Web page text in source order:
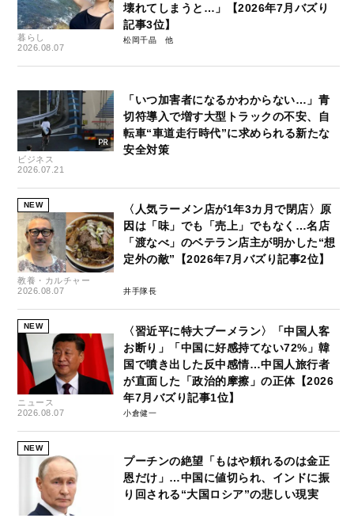
暮らし
2026.08.07
壊れてしまうと…」【2026年7月バズり
記事3位】
松岡千晶
ビジネス
2026.07.21
「いつ加害者になるかわからない…」青
切符導入で増す大型トラックの不安、自
転車“車道走行時代”に求められる新たな
安全対策
NEW
教養・カルチャー
2026.08.07
〈人気ラーメン店が1年3カ月で閉店〉原
因は「味」でも「売上」でもなく…名店
「渡なべ」のベテラン店主が明かした“想
定外の敵”【2026年7月バズり記事2位】
井手隊長
NEW
ニュース
2026.08.07
〈習近平に特大ブーメラン〉「中国人客
お断り」「中国に好感持てない72%」韓
国で噴き出した反中感情…中国人旅行者
が直面した「政治的摩擦」の正体【2026
年7月バズり記事1位】
小倉健一
NEW
プーチンの絶望「もはや頼れるのは金正
恩だけ」…中国に値切られ、インドに振
り回される“大国ロシア”の悲しい現実